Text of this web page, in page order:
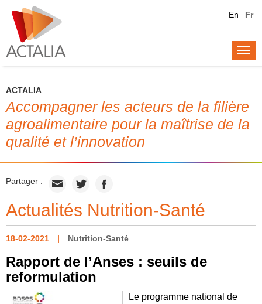
Fr
En
ACTALIA
Accompagner les acteurs de la filière
agroalimentaire pour la maîtrise de la
qualité et l’innovation
Partager :
Actualités Nutrition-Santé
18-02-2021 Nutrition-Santé
Rapport de l’Anses : seuils de
reformulation
Le programme national de